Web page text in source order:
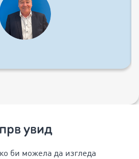
увид
би можела да изгледа